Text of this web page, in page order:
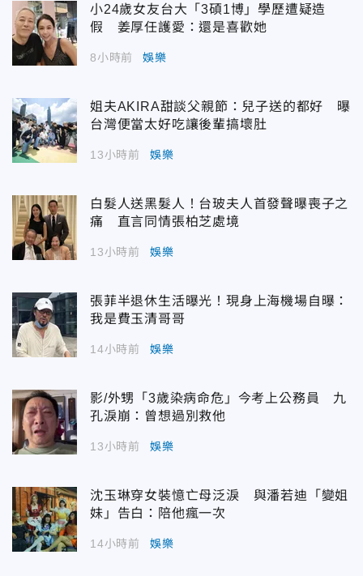
小24歲女友台大「3碩1博」學歷遭疑造
假 姜厚任護愛：還是喜歡她
8小時前 娛樂
姐夫AKIRA甜談父親節：兒子送的都好 曝
台灣便當太好吃讓後輩搞壞肚
13小時前 娛樂
白髮人送黑髮人！台玻夫人首發聲曝喪子之
痛 直言同情張柏芝處境
13小時前 娛樂
張菲半退休生活曝光！現身上海機場自曝：
我是費玉清哥哥
14小時前 娛樂
影/外甥「3歲染病命危」今考上公務員 九
孔淚崩：曾想過別救他
13小時前 娛樂
沈玉琳穿女裝憶亡母泛淚 與潘若迪「變姐
妹」告白：陪他瘋一次
14小時前 娛樂